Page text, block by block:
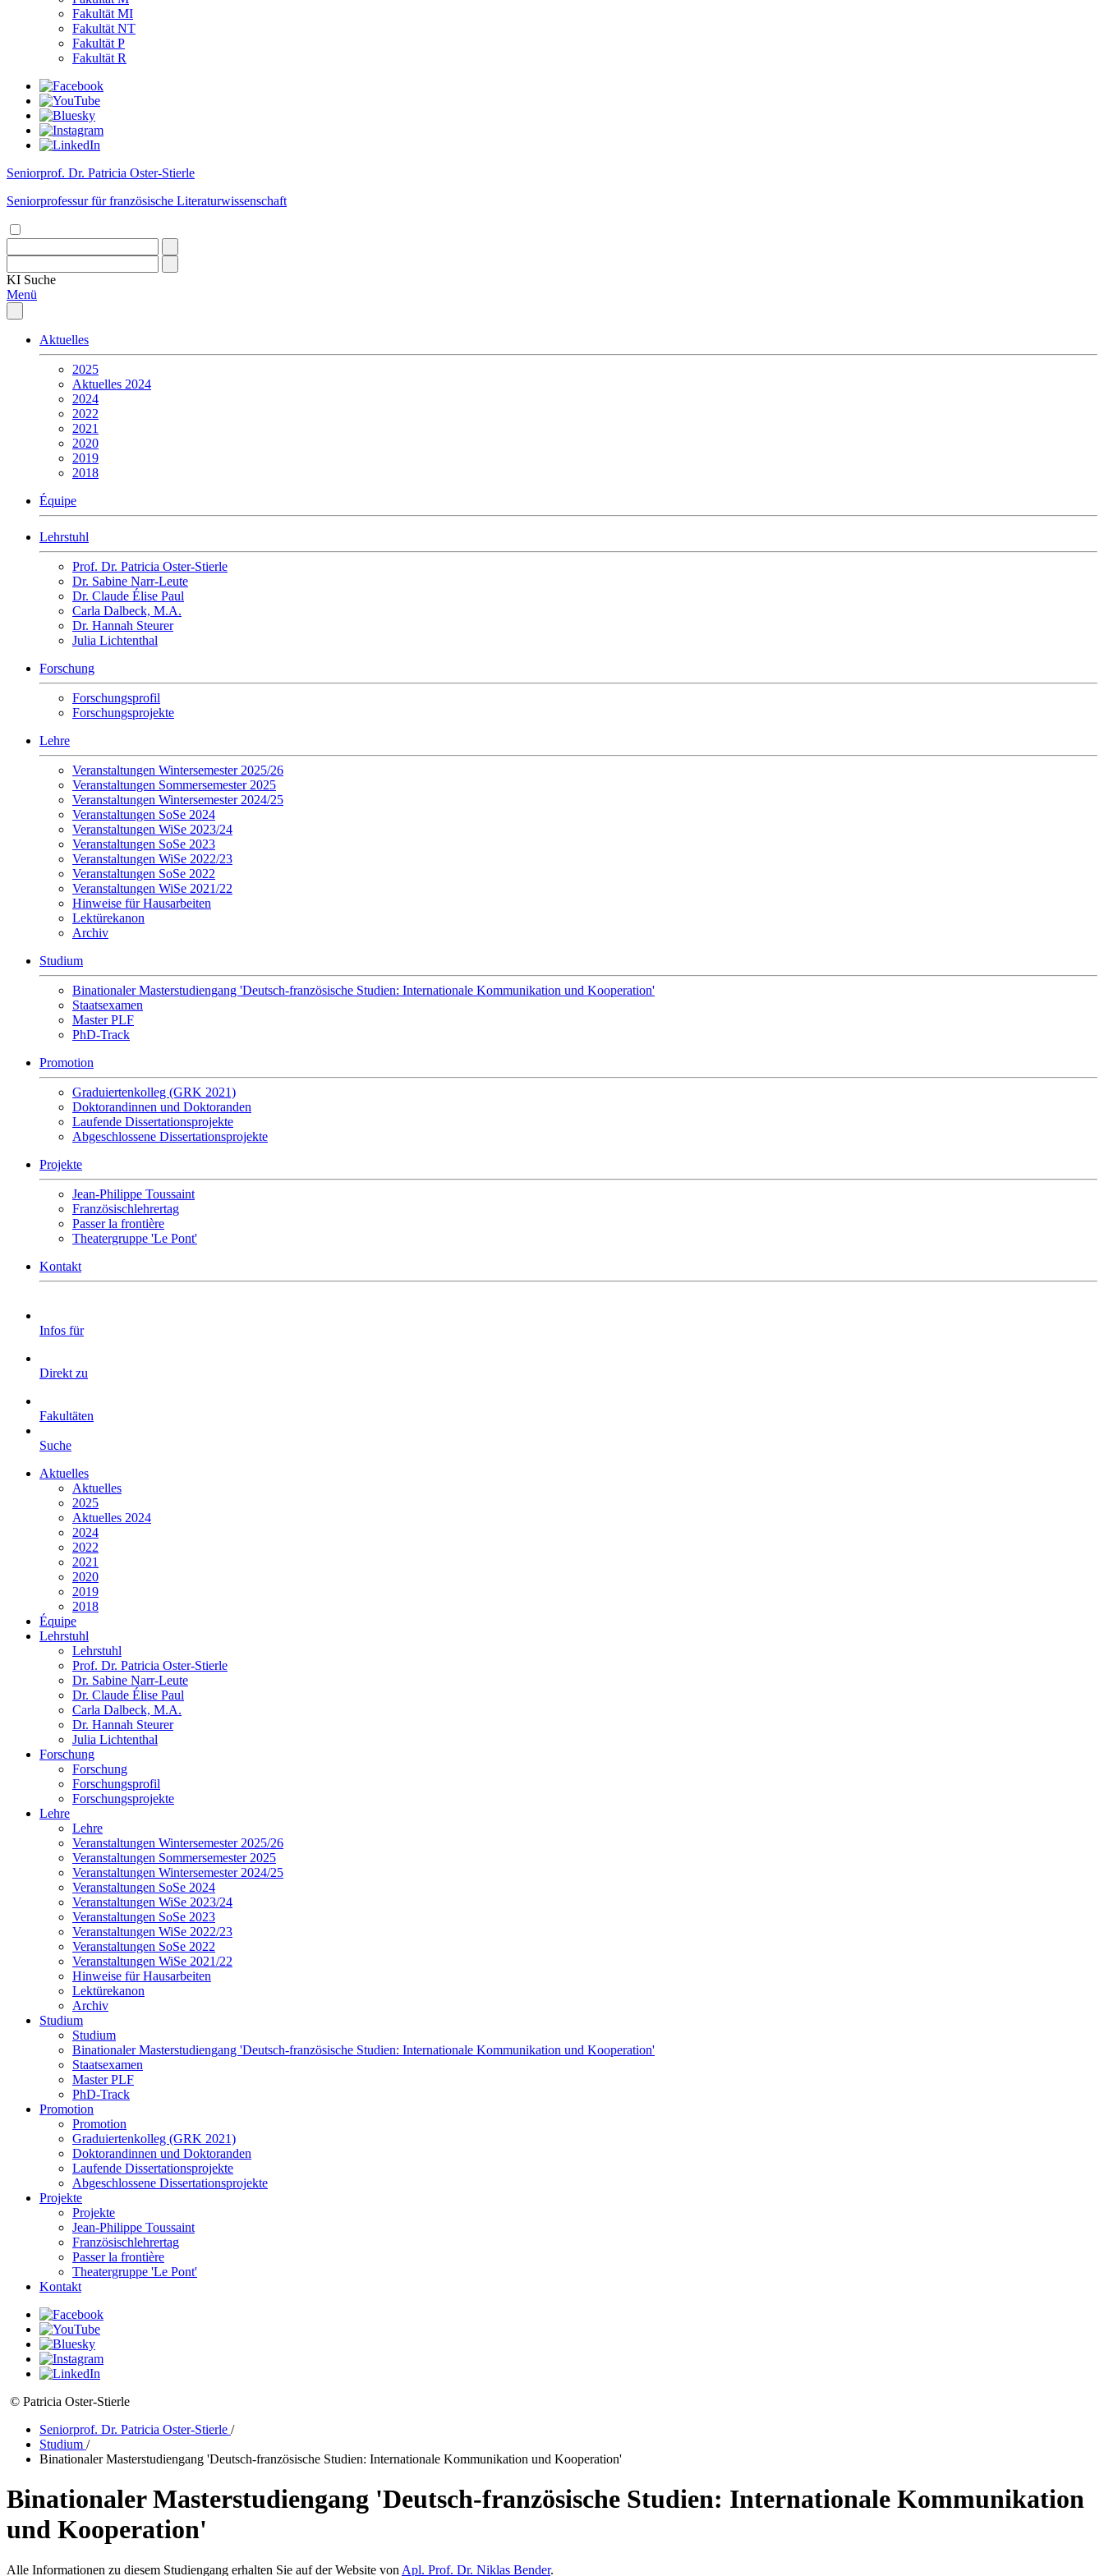
Fakultät MI
Fakultät NT
Fakultät P
Fakultät R
Seniorprof. Dr. Patricia Oster-Stierle
Seniorprofessur für französische Literaturwissenschaft
KI Suche
Menü
Aktuelles
2025
Aktuelles 2024
2024
2022
2021
2020
2019
2018
Équipe
Lehrstuhl
Prof. Dr. Patricia Oster-Stierle
Dr. Sabine Narr-Leute
Dr. Claude Élise Paul
Carla Dalbeck, M.A.
Dr. Hannah Steurer
Julia Lichtenthal
Forschung
Forschungsprofil
Forschungsprojekte
Lehre
Veranstaltungen Wintersemester 2025/26
Veranstaltungen Sommersemester 2025
Veranstaltungen Wintersemester 2024/25
Veranstaltungen SoSe 2024
Veranstaltungen WiSe 2023/24
Veranstaltungen SoSe 2023
Veranstaltungen WiSe 2022/23
Veranstaltungen SoSe 2022
Veranstaltungen WiSe 2021/22
Hinweise für Hausarbeiten
Lektürekanon
Archiv
Studium
Binationaler Masterstudiengang 'Deutsch-französische Studien: Internationale Kommunikation und Kooperation'
Staatsexamen
Master PLF
PhD-Track
Promotion
Graduiertenkolleg (GRK 2021)
Doktorandinnen und Doktoranden
Laufende Dissertationsprojekte
Abgeschlossene Dissertationsprojekte
Projekte
Jean-Philippe Toussaint
Französischlehrertag
Passer la frontière
Theatergruppe 'Le Pont'
Kontakt
Infos für
Direkt zu
Fakultäten
Suche
Aktuelles
Aktuelles
2025
Aktuelles 2024
2024
2022
2021
2020
2019
2018
Équipe
Lehrstuhl
Lehrstuhl
Prof. Dr. Patricia Oster-Stierle
Dr. Sabine Narr-Leute
Dr. Claude Élise Paul
Carla Dalbeck, M.A.
Dr. Hannah Steurer
Julia Lichtenthal
Forschung
Forschung
Forschungsprofil
Forschungsprojekte
Lehre
Lehre
Veranstaltungen Wintersemester 2025/26
Veranstaltungen Sommersemester 2025
Veranstaltungen Wintersemester 2024/25
Veranstaltungen SoSe 2024
Veranstaltungen WiSe 2023/24
Veranstaltungen SoSe 2023
Veranstaltungen WiSe 2022/23
Veranstaltungen SoSe 2022
Veranstaltungen WiSe 2021/22
Hinweise für Hausarbeiten
Lektürekanon
Archiv
Studium
Studium
Binationaler Masterstudiengang 'Deutsch-französische Studien: Internationale Kommunikation und Kooperation'
Staatsexamen
Master PLF
PhD-Track
Promotion
Promotion
Graduiertenkolleg (GRK 2021)
Doktorandinnen und Doktoranden
Laufende Dissertationsprojekte
Abgeschlossene Dissertationsprojekte
Projekte
Projekte
Jean-Philippe Toussaint
Französischlehrertag
Passer la frontière
Theatergruppe 'Le Pont'
Kontakt
© Patricia Oster-Stierle
Seniorprof. Dr. Patricia Oster-Stierle /
Studium /
Binationaler Masterstudiengang 'Deutsch-französische Studien: Internationale Kommunikation und Kooperation'
Binationaler Masterstudiengang 'Deutsch-französische Studien: Internationale Kommunikation
und Kooperation'
Alle Informationen zu diesem Studiengang erhalten Sie auf der Website von Apl. Prof. Dr. Niklas Bender.